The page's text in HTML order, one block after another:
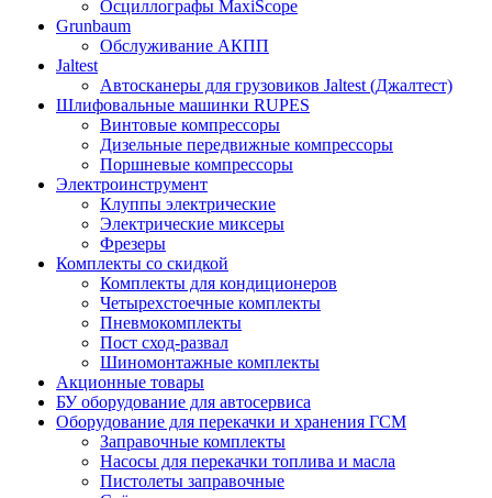
Осциллографы MaxiScope
Grunbaum
Обслуживание АКПП
Jaltest
Автосканеры для грузовиков Jaltest (Джалтест)
Шлифовальные машинки RUPES
Винтовые компрессоры
Дизельные передвижные компрессоры
Поршневые компрессоры
Электроинструмент
Клуппы электрические
Электрические миксеры
Фрезеры
Комплекты со скидкой
Комплекты для кондиционеров
Четырехстоечные комплекты
Пневмокомплекты
Пост сход-развал
Шиномонтажные комплекты
Акционные товары
БУ оборудование для автосервиса
Оборудование для перекачки и хранения ГСМ
Заправочные комплекты
Насосы для перекачки топлива и масла
Пистолеты заправочные